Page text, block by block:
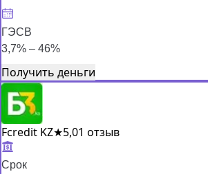
ГЭСВ
3,7% – 46%
Получить деньги
Fcredit KZ★5,01 отзыв
Срок